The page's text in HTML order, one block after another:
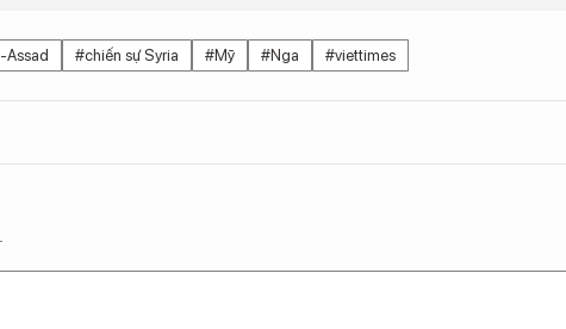
Assad #chiến sự Syria #Mỹ #Nga #viettimes